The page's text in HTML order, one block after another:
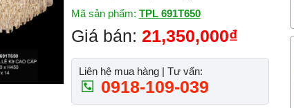
Mã sản phẩm: TPL 691T650
Giá bán: 21,350,000₫
Liên hệ mua hàng | Tư vấn:
0918-109-039